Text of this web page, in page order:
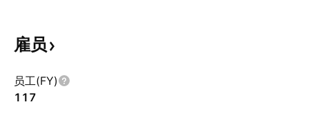
雇员
员工(FY)
117